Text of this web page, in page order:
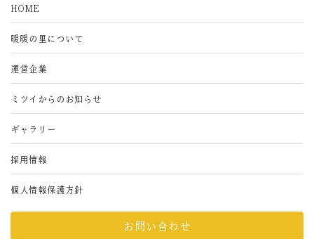
HOME
暖暖の里について
運営企業
ミツイからのお知らせ
ギャラリー
採用情報
個人情報保護方針
お問い合わせ